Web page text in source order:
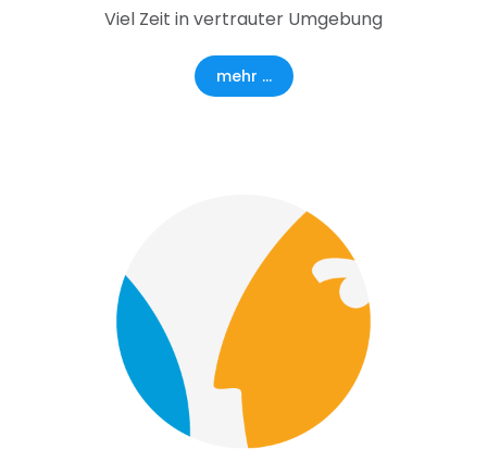
Viel Zeit in vertrauter Umgebung
mehr ...